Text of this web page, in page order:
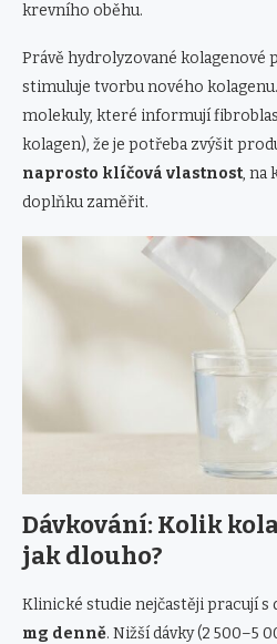
krevního oběhu.
Právě hydrolyzované kolagenové
stimuluje tvorbu nového
molekuly, které informují
kolagen), že je potřeba zvýšit
naprosto klíčová vlastnost, na
doplňku zaměřit.
Dávkování: Kolik
jak dlouho?
Klinické studie nejčastěji pracují s
mg denně. Nižší dávky (2 500–5